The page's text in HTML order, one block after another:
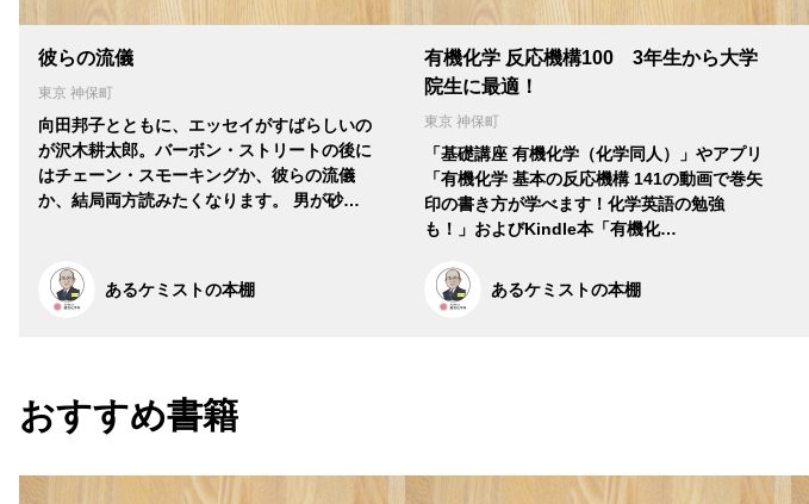
彼らの流儀
東京 神保町
向田邦子とともに、エッセイがすばらしいの
が沢木耕太郎。バーボン・ストリートの後に
はチェーン・スモーキングか、彼らの流儀
か、結局両方読みたくなります。 男が砂…
あるケミストの本棚
有機化学 反応機構100 3年生から大学
院生に最適！
東京 神保町
「基礎講座 有機化学（化学同人）」やアプリ
「有機化学 基本の反応機構 141の動画で巻矢
印の書き方が学べます！化学英語の勉強
も！」およびKindle本「有機化…
あるケミストの本棚
おすすめ書籍